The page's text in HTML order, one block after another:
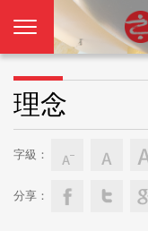
理念
字級：
分享：